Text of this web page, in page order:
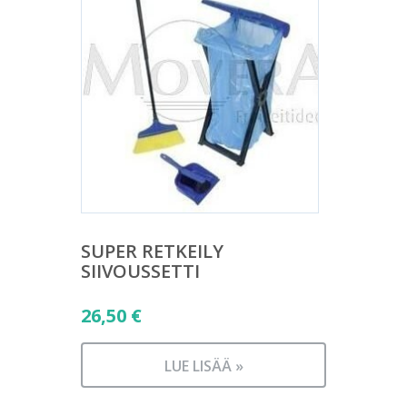
SUPER RETKEILY
SIIVOUSSETTI
26,50 €
LUE LISÄÄ »